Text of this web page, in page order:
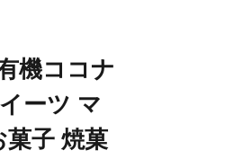
機ココナ
ーツ マ
子 焼菓